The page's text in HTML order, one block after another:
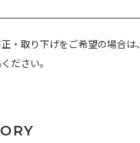
・取り下げをご希望の場合は、
ださい。